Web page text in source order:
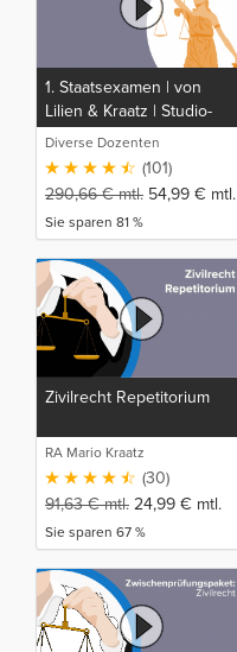
1. Staatsexamen | von
Lilien & Kraatz | Studio-
Rep
Diverse Dozenten
(101)
290,66€mtl. 54,99 € mtl.
Sie sparen 81 %
Zivilrecht Repetitorium
RA Mario Kraatz
(30)
91,63€mtl. 24,99 € mtl.
Sie sparen 67 %